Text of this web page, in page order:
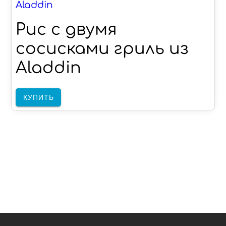
Aladdin
Рис с двумя
сосисками гриль из
Aladdin
КУПИТЬ